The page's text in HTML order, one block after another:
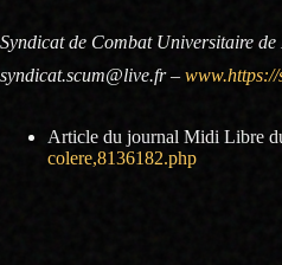
Syndicat de Combat Universitaire
syndicat.scum@live.fr –
Article du journal Midi Libre
colere,8136182.php